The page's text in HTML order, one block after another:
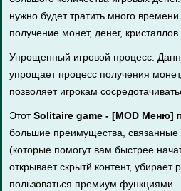
нужно будет тратить много
получение монет, денег, кристаллов.
Упрощенный игровой процесс:
упрощает процесс получения
позволяет игрокам
ЭтотSolitaire game - [MOD Меню]
большие преимущества, связанные
(которые помогут вам быстрее
открывает скрытй контент, убирает
пользоваться премиум функциями.